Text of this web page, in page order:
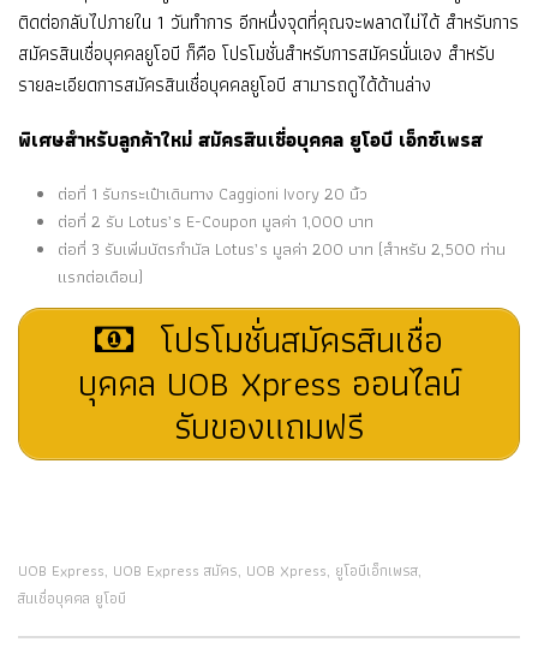
ติดต่อกลับไปภายใน 1 วันทำการ อีกหนึ่งจุดที่คุณจะพลาดไม่ได้ สำหรับการ
สมัครสินเชื่อบุคคลยูโอบี ก็คือ โปรโมชั่นสำหรับการสมัครนั่นเอง สำหรับ
รายละเอียดการสมัครสินเชื่อบุคคลยูโอบี สามารถดูได้ด้านล่าง
พิเศษสำหรับลูกค้าใหม่ สมัครสินเชื่อบุคคล ยูโอบี เอ็กซ์เพรส
ต่อที่ 1 รับกระเป๋าเดินทาง Caggioni Ivory 20 นิ้ว
ต่อที่ 2 รับ Lotus’s E-Coupon มูลค่า 1,000 บาท
ต่อที่ 3 รับเพิ่มบัตรกำนัล Lotus’s มูลค่า 200 บาท (สำหรับ 2,500 ท่าน
แรกต่อเดือน)
โปรโมชั่นสมัครสินเชื่อ
บุคคล UOB Xpress ออนไลน์
รับของแถมฟรี
UOB Express, UOB Express สมัคร, UOB Xpress, ยูโอบีเอ็กเพรส,
สินเชื่อบุคคล ยูโอบี